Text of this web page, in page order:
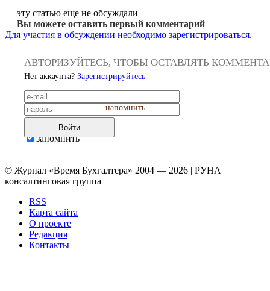
эту статью еще не обсуждали
Вы можете оставить первый комментарий
Для участия в обсуждении необходимо зарегистрироваться.
АВТОРИЗУЙТЕСЬ, ЧТОБЫ ОСТАВЛЯТЬ
Нет аккаунта? Зарегистрируйтесь
напомнить
Войти
запомнить
© Журнал «Время Бухгалтера» 2004 — 2026 | РУНА
консалтинговая группа
RSS
Карта сайта
О проекте
Редакция
Контакты